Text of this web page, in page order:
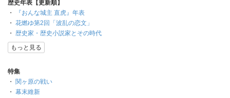
歴史年表【更新順】
・
『おんな城主 直虎』年表
・ 花燃ゆ第2回「波乱の恋文」
・ 歴史家・歴史小説家とその時代
もっと見る
特集
・ 関ヶ原の戦い
・ 幕末維新